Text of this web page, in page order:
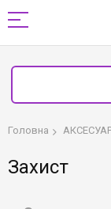
Головна
Захист